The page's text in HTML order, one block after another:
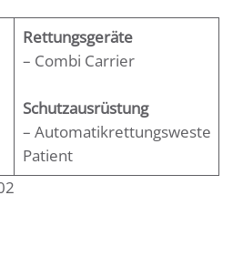
Rettungsgeräte
– Combi Carrier
Schutzausrüstung
– Automatikrettungsweste
Patient